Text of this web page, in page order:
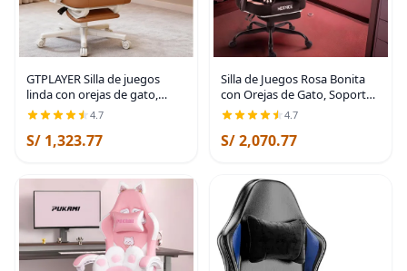
GTPLAYER Silla de juegos
linda con orejas de gato,
ergonómica con bordado de
perro, soporte lumbar de
espuma viscoelástica
4.7
S/ 1,323.77
Silla de Juegos Rosa Bonita
con Orejas de Gato, Soporte
Lumbar con Forma de Pata y
Cojín, Silla Ergonómica para
Computadora con
4.7
S/ 2,070.77